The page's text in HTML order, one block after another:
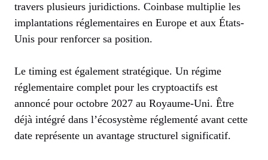
travers plusieurs juridictions. Coinbase multiplie les
implantations réglementaires en Europe et aux États-
Unis pour renforcer sa position.
Le timing est également stratégique. Un régime
réglementaire complet pour les cryptoactifs est
annoncé pour octobre 2027 au Royaume-Uni. Être
déjà intégré dans l’écosystème réglementé avant cette
date représente un avantage structurel significatif.